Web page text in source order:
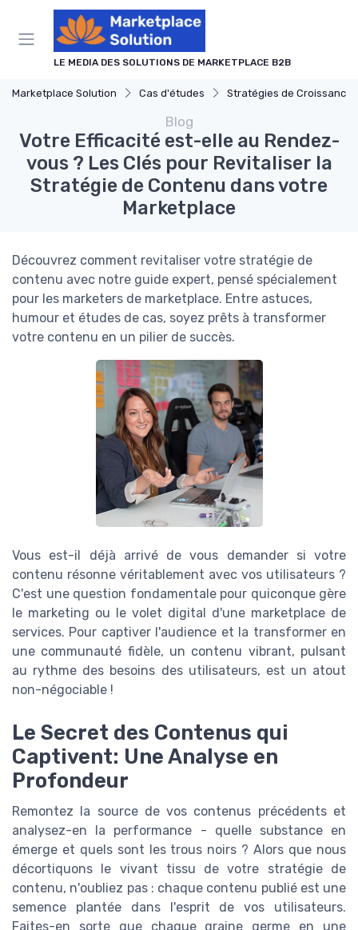
LE MEDIA DES SOLUTIONS DE MARKETPLACE B2B
Marketplace Solution Cas d'études Stratégies de Croissance
Blog
Votre Efficacité est-elle au Rendez-
vous ? Les Clés pour Revitaliser la
Stratégie de Contenu dans votre
Marketplace
Découvrez comment revitaliser votre stratégie de
contenu avec notre guide expert, pensé spécialement
pour les marketers de marketplace. Entre astuces,
humour et études de cas, soyez prêts à transformer
votre contenu en un pilier de succès.
Vous est-il déjà arrivé de vous demander si votre
contenu résonne véritablement avec vos utilisateurs ?
C'est une question fondamentale pour quiconque gère
le marketing ou le volet digital d'une marketplace de
services. Pour captiver l'audience et la transformer en
une communauté fidèle, un contenu vibrant, pulsant
au rythme des besoins des utilisateurs, est un atout
non-négociable !
Le Secret des Contenus qui
Captivent: Une Analyse en
Profondeur
Remontez la source de vos contenus précédents et
analysez-en la performance - quelle substance en
émerge et quels sont les trous noirs ? Alors que nous
décortiquons le vivant tissu de votre stratégie de
contenu, n'oubliez pas : chaque contenu publié est une
semence plantée dans l'esprit de vos utilisateurs.
Faites-en sorte que chaque graine germe en une
Panneau de gestion des cookies